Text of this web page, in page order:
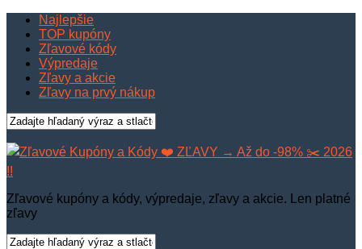
Najlepšie
TOP kupóny
Zľavové kódy
Výpredaje
Zľavy a akcie
Zľavy na prvý nákup
Zľavové kupóny a kódy, výpredaje, zľavy a akcie. Len platné
zľavy